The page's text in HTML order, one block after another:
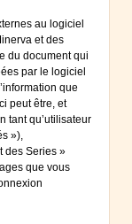
au logiciel
et des
du document qui
par le logiciel
que
peut être, et
tant qu’utilisateur
»),
des Series »
que vous